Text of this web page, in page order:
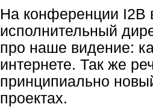
На конференции
исполнительный
про наше видение:
интернете. Так же
принципиально
проектах.